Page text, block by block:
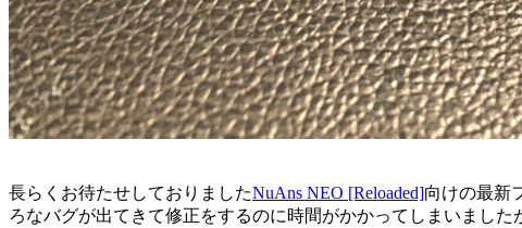
長らくお待たせしておりましたNuAns NEO [Reloaded]向けの最新
ろなバグが出てきて修正をするのに時間がかかってしまいました